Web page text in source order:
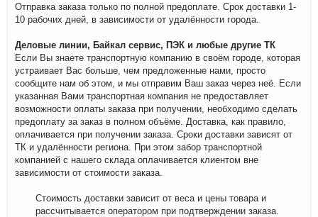
Отправка заказа только по полной предоплате. Срок доставки 1-
10 рабочих дней, в зависимости от удалённости города.
Деловые линии, Байкал сервис, ПЭК и любые другие ТК
Если Вы знаете транспортную компанию в своём городе, которая
устраивает Вас больше, чем предложенные нами, просто
сообщите нам об этом, и мы отправим Ваш заказ через неё. Если
указанная Вами транспортная компания не предоставляет
возможности оплаты заказа при получении, необходимо сделать
предоплату за заказ в полном объёме. Доставка, как правило,
оплачивается при получении заказа. Сроки доставки зависят от
ТК и удалённости региона. При этом забор транспортной
компанией с нашего склада оплачивается клиентом вне
зависимости от стоимости заказа.
Стоимость доставки зависит от веса и цены товара и
рассчитывается оператором при подтверждении заказа.